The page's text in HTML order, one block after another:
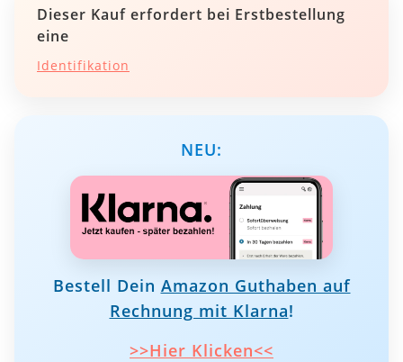
Dieser Kauf erfordert bei Erstbestellung
eine
Identifikation
NEU:
Bestell Dein Amazon Guthaben auf
Rechnung mit Klarna!
>>Hier Klicken<<